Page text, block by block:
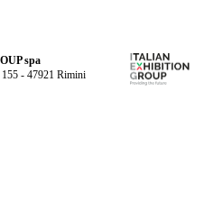
spa
155 - 47921 Rimini